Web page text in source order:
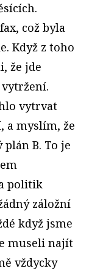
což byla
Když z toho
že jde
vytrvat
a myslím, že
B. To je
politik
záložní
když jsme
museli najít
vždycky